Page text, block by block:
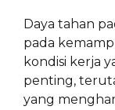
Daya tahan
pada
kondisi kerja
penting,
yang